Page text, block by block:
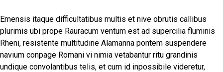
Emensis itaque difficultatibus multis et nive obrutis callibus
plurimis ubi prope Rauracum ventum est ad supercilia fluminis
Rheni, resistente multitudine Alamanna pontem suspendere
navium conpage Romani vi nimia vetabantur ritu grandinis
undique convolantibus telis, et cum id inpossibile videretur,